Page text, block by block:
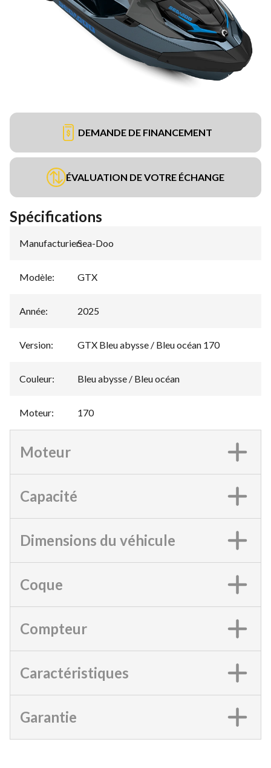
DEMANDE DE FINANCEMENT
ÉVALUATION DE VOTRE ÉCHANGE
Spécifications
Manufacturier:
Sea-Doo
Modèle: GTX
Année: 2025
Version: GTX Bleu abysse / Bleu océan 170
Couleur: Bleu abysse / Bleu océan
Moteur: 170
Moteur
Capacité
Dimensions du véhicule
Coque
Compteur
Caractéristiques
Garantie